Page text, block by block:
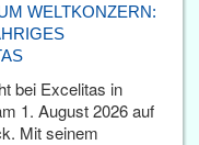
WELTKONZERN:
bei Excelitas in
1. August 2026 auf
Mit seinem